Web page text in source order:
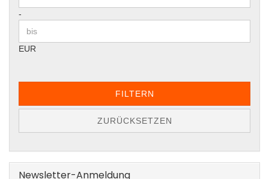
-
EUR
FILTERN
ZURÜCKSETZEN
Newsletter-Anmeldung